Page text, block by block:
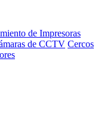
de Impresoras
de CCTV Cercos